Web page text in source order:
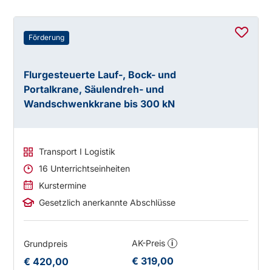
Förderung
Flurgesteuerte Lauf-, Bock- und
Portalkrane, Säulendreh- und
Wandschwenkkrane bis 300 kN
Transport I Logistik
16 Unterrichtseinheiten
Kurstermine
Gesetzlich anerkannte Abschlüsse
Grundpreis
€ 420,00
AK-Preis i
€ 319,00